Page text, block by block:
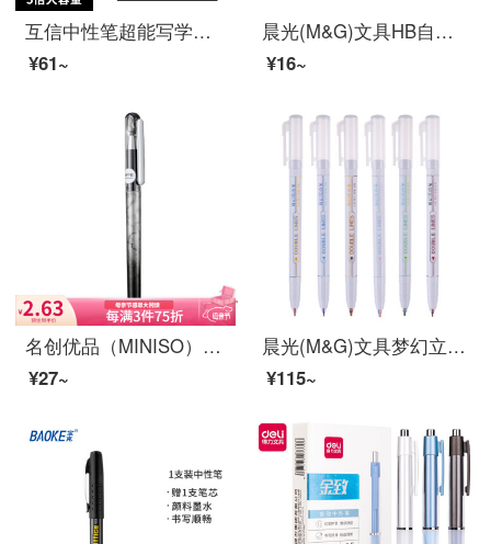
互信中性笔超能写学生用大容量考试专用黑色针管一次性中性笔速干签字笔水笔0.5mm黑笔水性笔办公文具 黑色10支
¥61~
晨光(M&G)文具HB自动铅笔替芯 0.5mm树脂铅芯 学生考试绘图铅笔芯 120mm*20根/盒ASL22601
¥16~
名创优品（MINISO）快干系列中性笔 0.5mm办公水笔签字笔 子弹头学生文具办公用品 黑色
¥27~
晨光(M&G)文具梦幻立体双线笔 奇幻系列手帐笔 学生荧光标记笔 单支双色双线笔 6支/盒ASPT0802
¥115~